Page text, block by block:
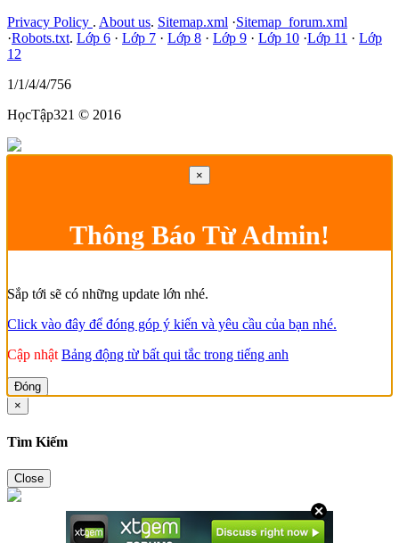
Privacy Policy . About us. Sitemap.xml ·Sitemap_forum.xml
·Robots.txt. Lớp 6 · Lớp 7 · Lớp 8 · Lớp 9 · Lớp 10 ·Lớp 11 · Lớp
12
1/1/4/4/756
HọcTập321 © 2016
×
Thông Báo Từ Admin!
Sắp tới sẽ có những update lớn nhé.
Click vào đây để đóng góp ý kiến và yêu cầu của bạn nhé.
Cập nhật Bảng động từ bất qui tắc trong tiếng anh
Đóng
×
Tìm Kiếm
Close